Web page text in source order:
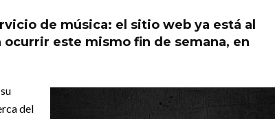
de música: el sitio web ya está al
este mismo fin de semana, en
del